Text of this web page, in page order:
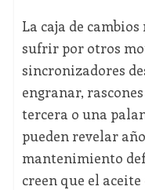
La caja de
sufrir por otros
sincronizadores
engranar,
tercera o una
pueden revelar
mantenimiento
creen que el